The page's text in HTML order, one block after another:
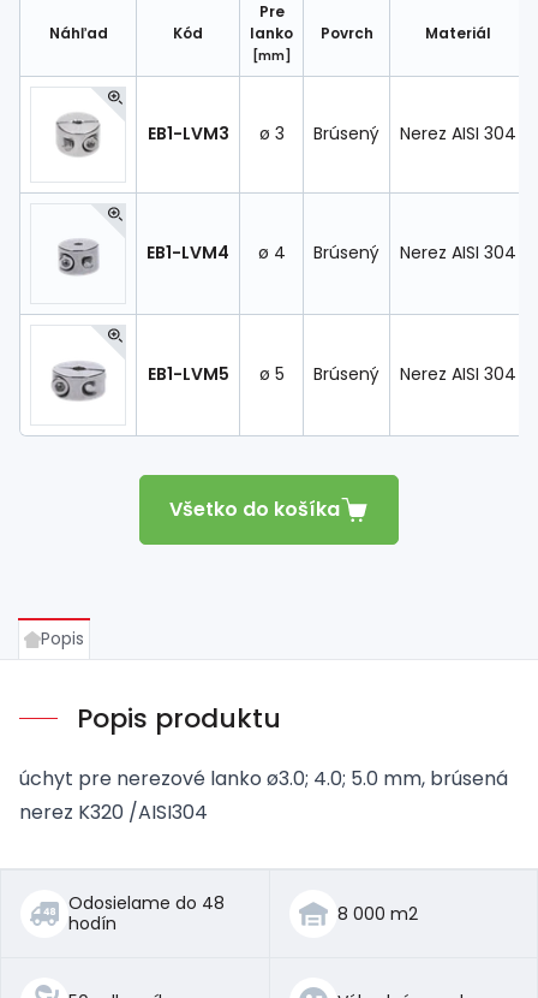
Náhľad Kód
Pre
lanko
[mm]
Povrch Materiál
EB1-LVM3 ø 3 Brúsený Nerez AISI 304
EB1-LVM4 ø 4 Brúsený Nerez AISI 304
EB1-LVM5 ø 5 Brúsený Nerez AISI 304
Všetko do košíka
Popis
Popis produktu
úchyt pre nerezové lanko ø3.0; 4.0; 5.0 mm, brúsená
nerez K320 /AISI304
Odosielame do 48
hodín
8 000 m2